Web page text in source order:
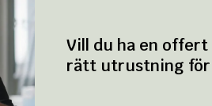
Vill du ha en
rätt utrustning för